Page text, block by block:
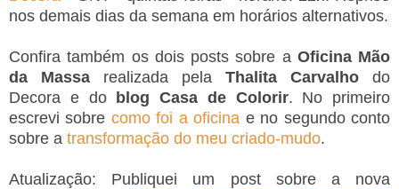
nos demais dias da semana em horários alternativos.
Confira também os dois posts sobre a Oficina Mão
da Massa realizada pela Thalita Carvalho do
Decora e do blog Casa de Colorir. No primeiro
escrevi sobre como foi a oficina e no segundo conto
sobre a transformação do meu criado-mudo.
Atualização: Publiquei um post sobre a nova